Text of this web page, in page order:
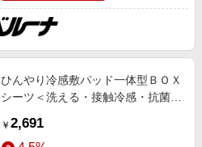
加,動画あり
ひんやり冷感敷パッド一体型ＢＯＸ
シーツ＜洗える・接触冷感・抗菌防
ツ・寝苦しさ対策＞ アイボリー シ
￥ 2,691